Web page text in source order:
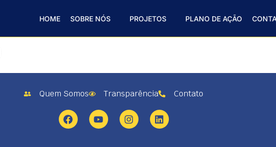
HOME SOBRE NÓS PROJETOS PLANO DE AÇÃO
Quem Somos Transparência Contato